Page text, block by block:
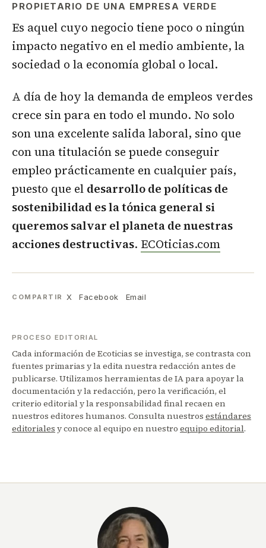
PROPIETARIO DE UNA EMPRESA VERDE
Es aquel cuyo negocio tiene poco o ningún
impacto negativo en el medio ambiente, la
sociedad o la economía global o local.
A día de hoy la demanda de empleos verdes
crece sin para en todo el mundo. No solo
son una excelente salida laboral, sino que
con una titulación se puede conseguir
empleo prácticamente en cualquier país,
puesto que el desarrollo de políticas de
sostenibilidad es la tónica general si
queremos salvar el planeta de nuestras
acciones destructivas. ECOticias.com
COMPARTIR X Facebook Email
PROCESO EDITORIAL
Cada información de Ecoticias se investiga, se contrasta con
fuentes primarias y la edita nuestra redacción antes de
publicarse. Utilizamos herramientas de IA para apoyar la
documentación y la redacción, pero la verificación, el
criterio editorial y la responsabilidad final recaen en
nuestros editores humanos. Consulta nuestros estándares
editoriales y conoce al equipo en nuestro equipo editorial.